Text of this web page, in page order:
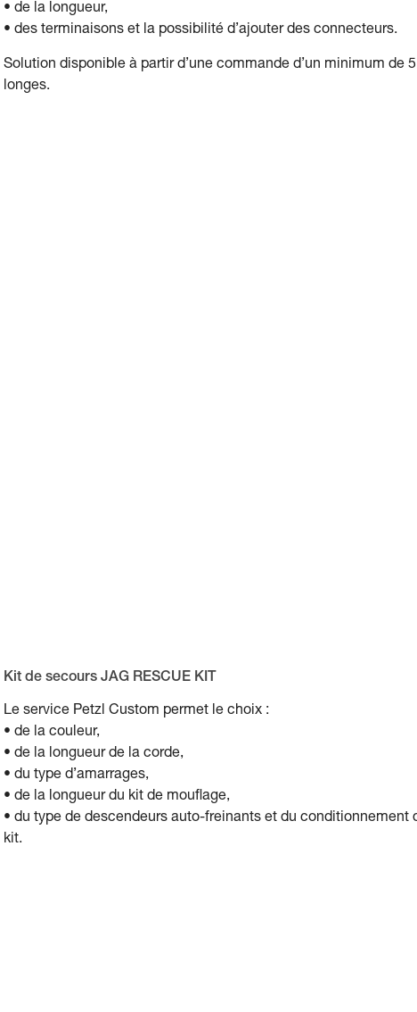
• de la longueur,
• des terminaisons et la possibilité d’ajouter des connecteurs.
Solution disponible à partir d’une commande d’un minimum de 5
longes.
Kit de secours JAG RESCUE KIT
Le service Petzl Custom permet le choix :
• de la couleur,
• de la longueur de la corde,
• du type d’amarrages,
• de la longueur du kit de mouflage,
• du type de descendeurs auto-freinants et du conditionnement
kit.